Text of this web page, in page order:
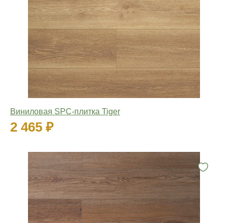
Виниловая SPC-плитка Tiger
2 465 ₽
Количество: